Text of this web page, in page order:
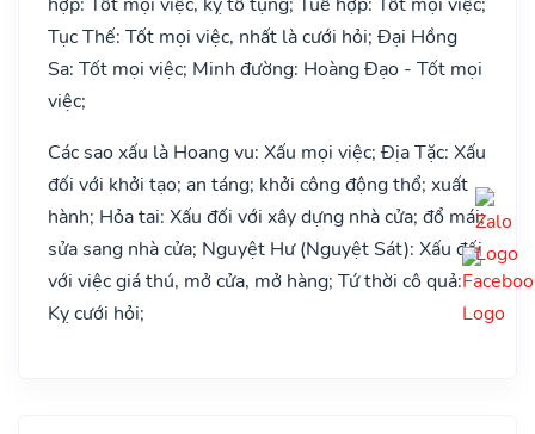
Tục Thế: Tốt mọi việc, nhất là cưới hỏi; Đại Hồng
Sa: Tốt mọi việc; Minh đường: Hoàng Đạo - Tốt mọi
việc;
Các sao xấu là Hoang vu: Xấu mọi việc; Địa Tặc: Xấu
đối với khởi tạo; an táng; khởi công động thổ; xuất
hành; Hỏa tai: Xấu đối với xây dựng nhà cửa; đổ mái;
sửa sang nhà cửa; Nguyệt Hư (Nguyệt Sát): Xấu đối
với việc giá thú, mở cửa, mở hàng; Tứ thời cô quả:
Kỵ cưới hỏi;